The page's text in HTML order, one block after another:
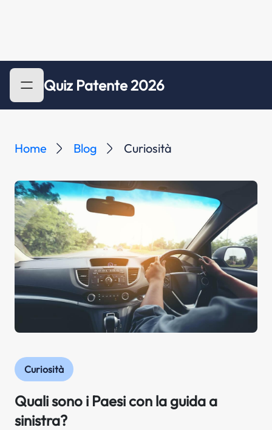
Quiz Patente 2026
Home Blog Curiosità
Curiosità
Quali sono i Paesi con la guida a
sinistra?